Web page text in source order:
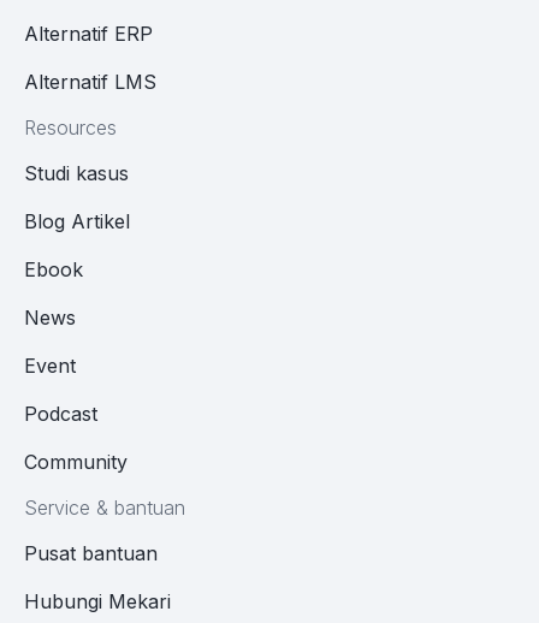
Alternatif ERP
Alternatif LMS
Resources
Studi kasus
Blog Artikel
Ebook
News
Event
Podcast
Community
Service & bantuan
Pusat bantuan
Hubungi Mekari